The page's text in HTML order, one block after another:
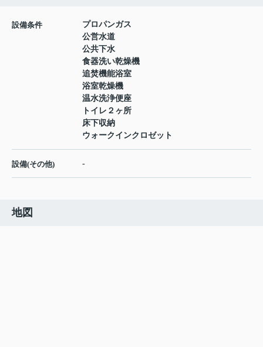
設備条件
プロパンガス
公営水道
公共下水
食器洗い乾燥機
追焚機能浴室
浴室乾燥機
温水洗浄便座
トイレ２ヶ所
床下収納
ウォークインクロゼット
設備(その他) -
地図